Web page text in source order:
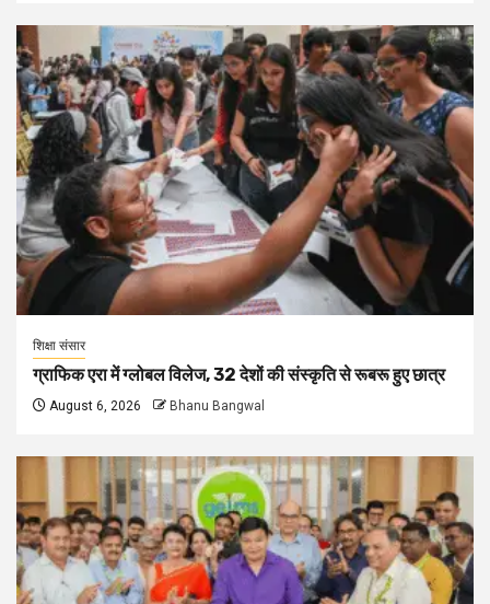
शिक्षा संसार
ग्राफिक एरा में ग्लोबल विलेज, 32 देशों की संस्कृति से रूबरू हुए छात्र
August 6, 2026 Bhanu Bangwal